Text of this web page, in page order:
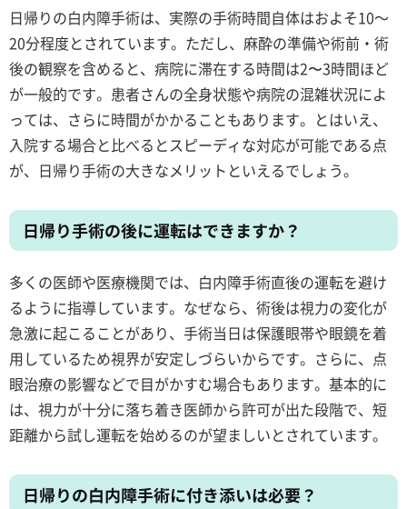
日帰りの白内障手術は、実際の手術時間自体はおよそ10～
20分程度とされています。ただし、麻酔の準備や術前・術
後の観察を含めると、病院に滞在する時間は2〜3時間ほど
が一般的です。患者さんの全身状態や病院の混雑状況によ
っては、さらに時間がかかることもあります。とはいえ、
入院する場合と比べるとスピーディな対応が可能である点
が、日帰り手術の大きなメリットといえるでしょう。
日帰り手術の後に運転はできますか？
多くの医師や医療機関では、白内障手術直後の運転を避け
るように指導しています。なぜなら、術後は視力の変化が
急激に起こることがあり、手術当日は保護眼帯や眼鏡を着
用しているため視界が安定しづらいからです。さらに、点
眼治療の影響などで目がかすむ場合もあります。基本的に
は、視力が十分に落ち着き医師から許可が出た段階で、短
距離から試し運転を始めるのが望ましいとされています。
日帰りの白内障手術に付き添いは必要？